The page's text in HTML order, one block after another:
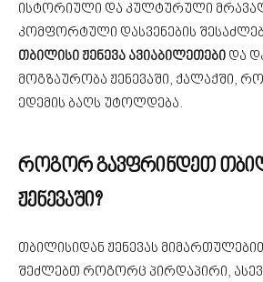
ისტორიული და კულტურული
კომფორტული დასვენების
თბილისი ჟენევა ავიაბილეთები და
მოგზაურობა ჟენევაში, ქალაქში,
ედემის ბაღს უტოლდება.
როგორ გავფრინდეთ
ჟენევაში?
თბილისიდან ჟენევას
შეძლებთ როგორც პირდაპირი,